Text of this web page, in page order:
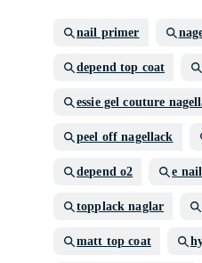
nail primer
depend top coat
essie gel couture
peel off nagellack
depend o2 e nail
topplack naglar
matt top coat